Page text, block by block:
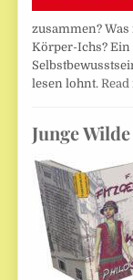
zusammen?
Körper-Ichs?
lesen lohnt.
Junge